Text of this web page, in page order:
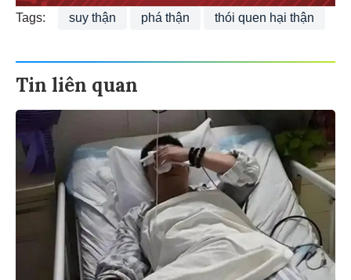
Tags: suy thận phá thận thói quen hại thận
Tin liên quan